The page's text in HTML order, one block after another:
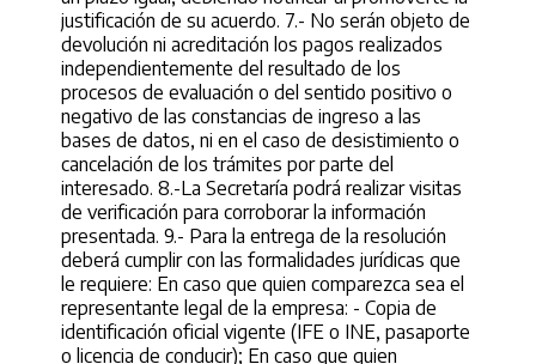
justificación de su acuerdo. 7.- No serán objeto de
devolución ni acreditación los pagos realizados
independientemente del resultado de los
procesos de evaluación o del sentido positivo o
negativo de las constancias de ingreso a las
bases de datos, ni en el caso de desistimiento o
cancelación de los trámites por parte del
interesado. 8.-La Secretaría podrá realizar visitas
de verificación para corroborar la información
presentada. 9.- Para la entrega de la resolución
deberá cumplir con las formalidades jurídicas que
le requiere: En caso que quien comparezca sea el
representante legal de la empresa: - Copia de
identificación oficial vigente (IFE o INE, pasaporte
o licencia de conducir); En caso que quien